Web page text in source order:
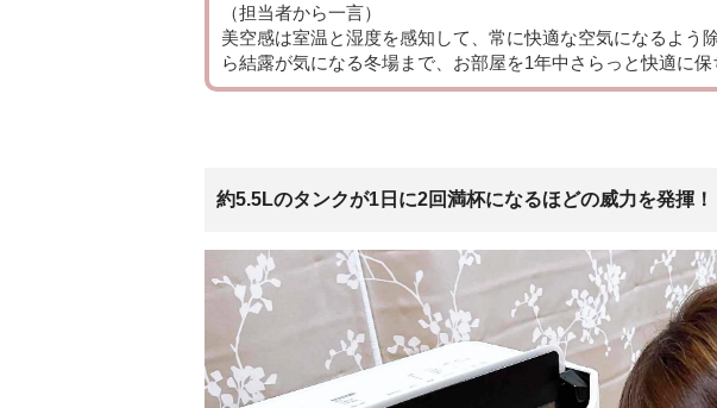
（担当者から一言）
美空感は室温と湿度を感知して、常に快適な空気になるよう
ら結露が気になる冬場まで、お部屋を1年中さらっと快適に保
約5.5Lのタンクが1日に2回満杯になるほどの威力を発揮！